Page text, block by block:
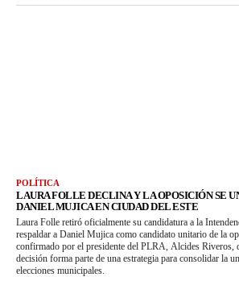
POLÍTICA
LAURA FOLLE DECLINA Y LA OPOSICIÓN SE
DANIEL MUJICA EN CIUDAD DEL ESTE
Laura Folle retiró oficialmente su candidatura a la
respaldar a Daniel Mujica como candidato unitario de la
confirmado por el presidente del PLRA, Alcides Riveros,
decisión forma parte de una estrategia para consolidar la
elecciones municipales.